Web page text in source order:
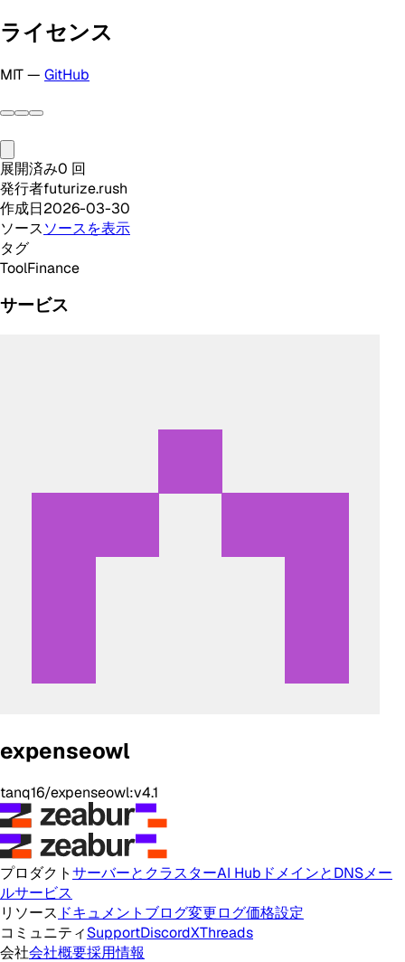
ライセンス
MIT — GitHub
展開済み0 回
発行者futurize.rush
作成日2026-03-30
ソースソースを表示
タグ
ToolFinance
サービス
expenseowl
tanq16/expenseowl:v4.1
プロダクトサーバーとクラスターAI Hub ドメインとDNSメー
ルサービス
リソース ドキュメント ブログ変更ログ価格設定
コミュニティSupportDiscordXThreads
会社会社概要採用情報